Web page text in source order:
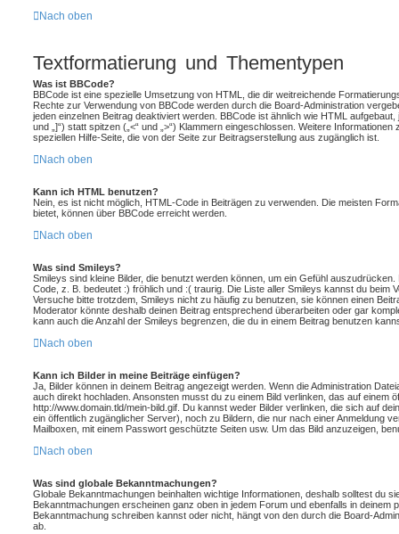
Nach oben
Textformatierung und Thementypen
Was ist BBCode?
BBCode ist eine spezielle Umsetzung von HTML, die dir weitreichende
Rechte zur Verwendung von BBCode werden durch die Board-Administration
jeden einzelnen Beitrag deaktiviert werden. BBCode ist ähnlich wie HTML
und „]“) statt spitzen („<“ und „>“) Klammern eingeschlossen. Weitere
speziellen Hilfe-Seite, die von der Seite zur Beitragserstellung aus zugänglich ist.
Nach oben
Kann ich HTML benutzen?
Nein, es ist nicht möglich, HTML-Code in Beiträgen zu verwenden. Die meisten
bietet, können über BBCode erreicht werden.
Nach oben
Was sind Smileys?
Smileys sind kleine Bilder, die benutzt werden können, um ein Gefühl
Code, z. B. bedeutet :) fröhlich und :( traurig. Die Liste aller Smileys kannst du beim
Versuche bitte trotzdem, Smileys nicht zu häufig zu benutzen, sie können einen
Moderator könnte deshalb deinen Beitrag entsprechend überarbeiten oder gar
kann auch die Anzahl der Smileys begrenzen, die du in einem Beitrag benutzen
Nach oben
Kann ich Bilder in meine Beiträge einfügen?
Ja, Bilder können in deinem Beitrag angezeigt werden. Wenn die Administration
auch direkt hochladen. Ansonsten musst du zu einem Bild verlinken, das auf einem
http://www.domain.tld/mein-bild.gif. Du kannst weder Bilder verlinken, die sich auf
ein öffentlich zugänglicher Server), noch zu Bildern, die nur nach einer Anmeldung
Mailboxen, mit einem Passwort geschützte Seiten usw. Um das Bild anzuzeigen,
Nach oben
Was sind globale Bekanntmachungen?
Globale Bekanntmachungen beinhalten wichtige Informationen, deshalb solltest du
Bekanntmachungen erscheinen ganz oben in jedem Forum und ebenfalls in deinem
Bekanntmachung schreiben kannst oder nicht, hängt von den durch die Board-
ab.